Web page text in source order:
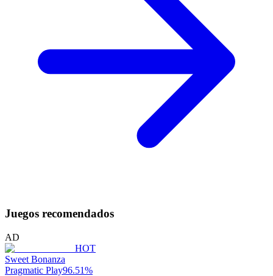
Juegos recomendados
AD
HOT
Sweet Bonanza
Pragmatic Play96.51%